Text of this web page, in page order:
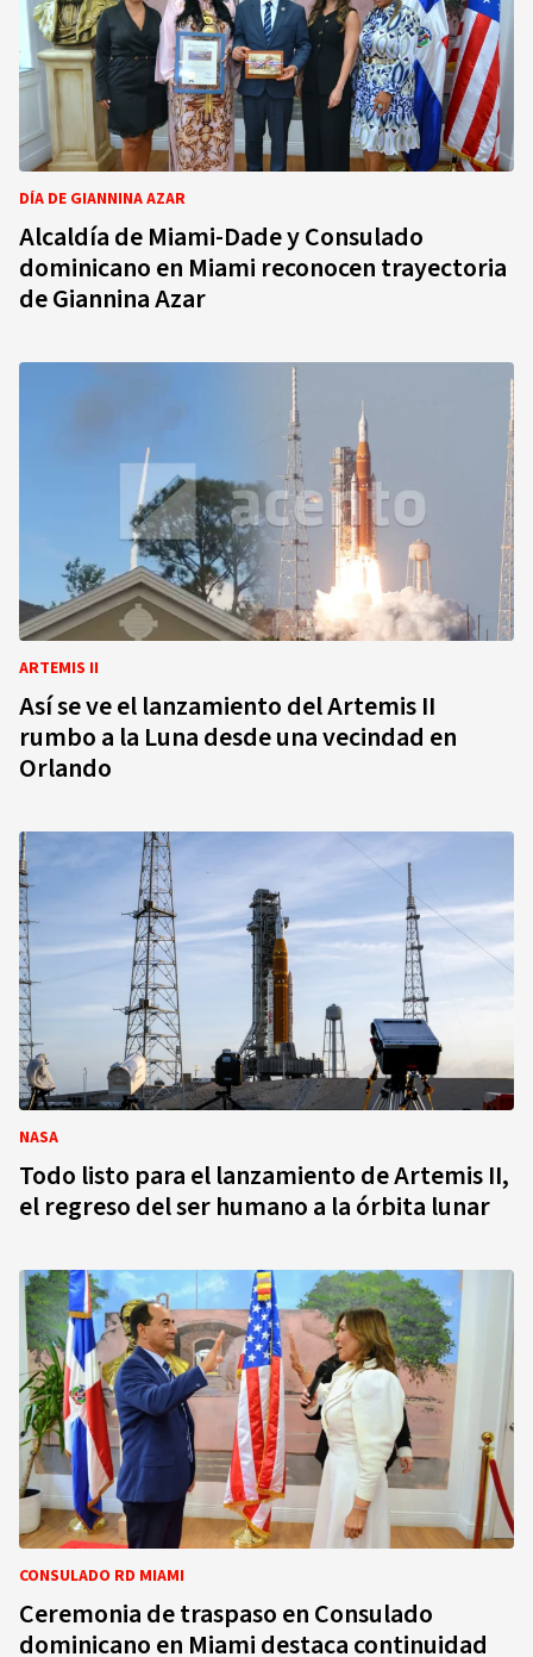
DÍA DE GIANNINA AZAR
Alcaldía de Miami-Dade y Consulado
dominicano en Miami reconocen trayectoria
de Giannina Azar
ARTEMIS II
Así se ve el lanzamiento del Artemis II
rumbo a la Luna desde una vecindad en
Orlando
NASA
Todo listo para el lanzamiento de Artemis II,
el regreso del ser humano a la órbita lunar
CONSULADO RD MIAMI
Ceremonia de traspaso en Consulado
dominicano en Miami destaca continuidad